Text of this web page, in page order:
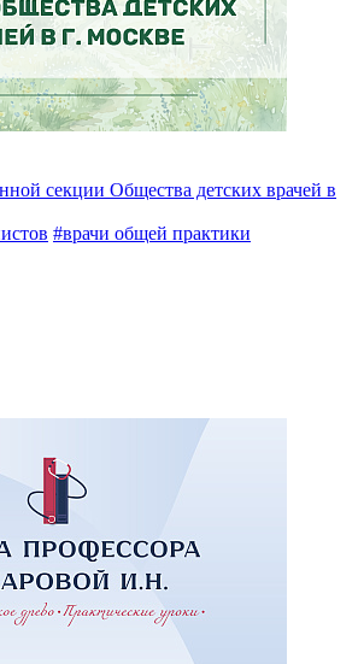
секции Общества детских врачей в
#врачи общей практики